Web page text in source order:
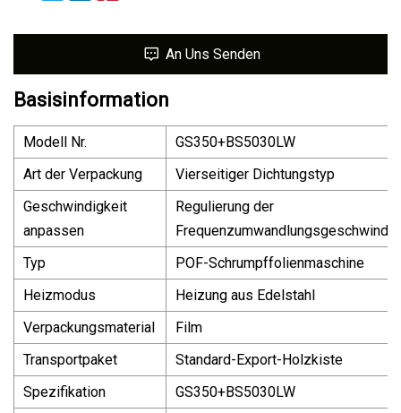
An Uns Senden
Basisinformation
Modell Nr.
GS350+BS5030LW
Art der Verpackung
Vierseitiger Dichtungstyp
Geschwindigkeit
anpassen
Regulierung der
Typ
POF-Schrumpffolienmaschine
Heizmodus
Heizung aus Edelstahl
Verpackungsmaterial
Film
Transportpaket
Standard-Export-Holzkiste
Spezifikation
GS350+BS5030LW